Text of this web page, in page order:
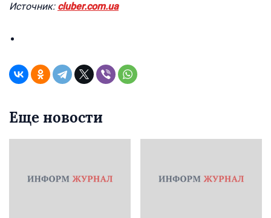
Источник: cluber.com.ua
Еще новости